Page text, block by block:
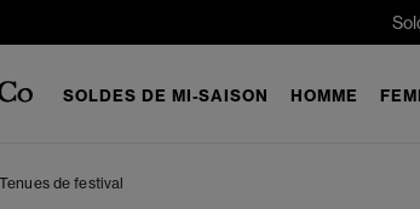
SOLDES DE MI-SAISON HOMME
Tenues de festival